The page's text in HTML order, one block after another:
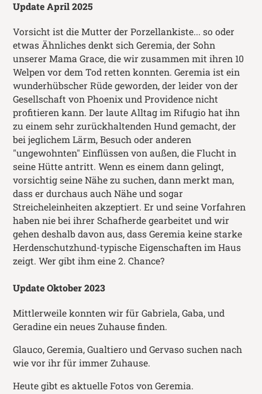
Update April 2025
Vorsicht ist die Mutter der Porzellankiste... so oder
etwas Ähnliches denkt sich Geremia, der Sohn
unserer Mama Grace, die wir zusammen mit ihren 10
Welpen vor dem Tod retten konnten. Geremia ist ein
wunderhübscher Rüde geworden, der leider von der
Gesellschaft von Phoenix und Providence nicht
profitieren kann. Der laute Alltag im Rifugio hat ihn
zu einem sehr zurückhaltenden Hund gemacht, der
bei jeglichem Lärm, Besuch oder anderen
"ungewohnten" Einflüssen von außen, die Flucht in
seine Hütte antritt. Wenn es einem dann gelingt,
vorsichtig seine Nähe zu suchen, dann merkt man,
dass er durchaus auch Nähe und sogar
Streicheleinheiten akzeptiert. Er und seine Vorfahren
haben nie bei ihrer Schafherde gearbeitet und wir
gehen deshalb davon aus, dass Geremia keine starke
Herdenschutzhund-typische Eigenschaften im Haus
zeigt. Wer gibt ihm eine 2. Chance?
Update Oktober 2023
Mittlerweile konnten wir für Gabriela, Gaba, und
Geradine ein neues Zuhause finden.
Glauco, Geremia, Gualtiero und Gervaso suchen nach
wie vor ihr für immer Zuhause.
Heute gibt es aktuelle Fotos von Geremia.